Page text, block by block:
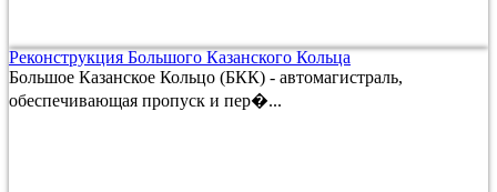
Реконструкция Большого Казанского Кольца
Большое Казанское Кольцо (БКК) - автомагистраль,
обеспечивающая пропуск и пер�...